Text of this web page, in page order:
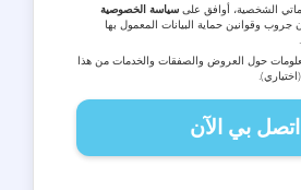
الشخصية، أوافق على سياسة الخصوصية
جروب وقوانين حماية البيانات المعمول بها
.
حول العروض والصفقات والخدمات من هذا
اتصل بي الآن